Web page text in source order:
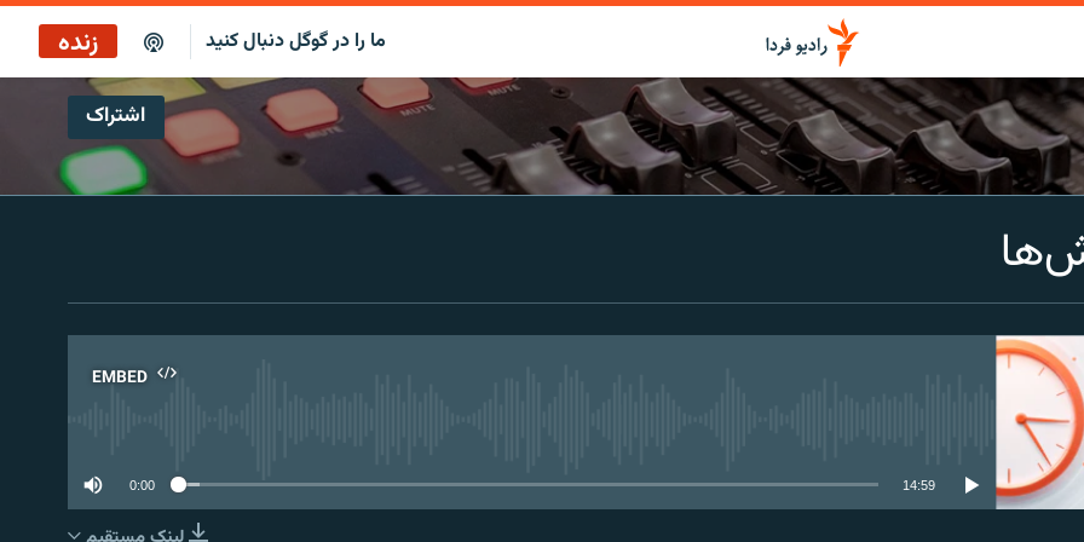
ما را در گوگل دنبال کنید زنده
ساعت ۱۴
پخش رادیویی
اشتراک
EMBED
0:00 14:59